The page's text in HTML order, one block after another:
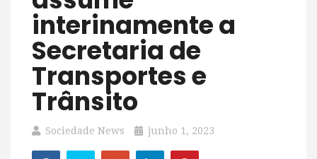
interinamente a
Secretaria de
Transportes e
Trânsito
Sociedade News junho 1, 2023